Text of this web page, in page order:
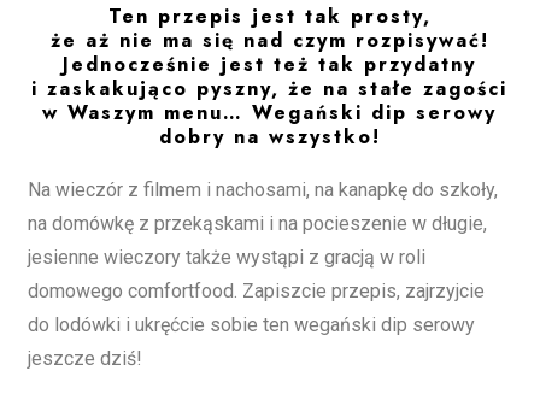
Ten przepis jest tak prosty,
że aż nie ma się nad czym rozpisywać!
Jednocześnie jest też tak przydatny
i zaskakująco pyszny, że na stałe zagości
w Waszym menu… Wegański dip serowy
dobry na wszystko!
Na wieczór z filmem i nachosami, na kanapkę do szkoły,
na domówkę z przekąskami i na pocieszenie w długie,
jesienne wieczory także wystąpi z gracją w roli
domowego comfortfood. Zapiszcie przepis, zajrzyjcie
do lodówki i ukręćcie sobie ten wegański dip serowy
jeszcze dziś!